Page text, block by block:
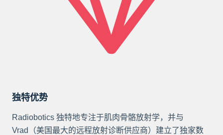
独特优势
Radiobotics 独特地专注于肌肉骨骼放射学，并与
Vrad（美国最大的远程放射诊断供应商）建立了独家数